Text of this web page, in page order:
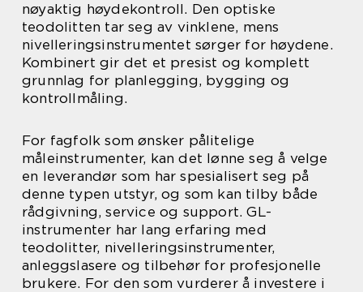
nøyaktig høydekontroll. Den optiske
teodolitten tar seg av vinklene, mens
nivelleringsinstrumentet sørger for høydene.
Kombinert gir det et presist og komplett
grunnlag for planlegging, bygging og
kontrollmåling.
For fagfolk som ønsker pålitelige
måleinstrumenter, kan det lønne seg å velge
en leverandør som har spesialisert seg på
denne typen utstyr, og som kan tilby både
rådgivning, service og support. GL-
instrumenter har lang erfaring med
teodolitter, nivelleringsinstrumenter,
anleggslasere og tilbehør for profesjonelle
brukere. For den som vurderer å investere i